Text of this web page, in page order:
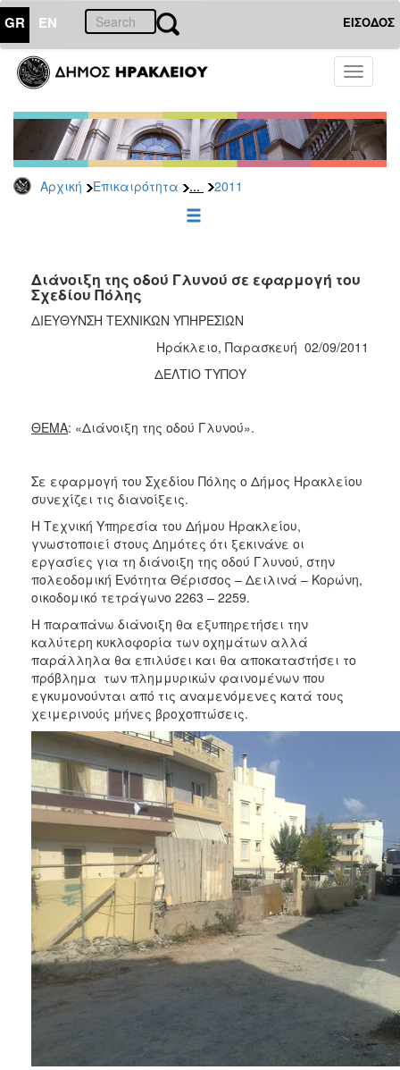
GR EN ΕΙΣΟΔΟΣ
Toggle
Αρχική Επικαιρότητα ... 2011
ΕΠΙΚΑΙΡΟΤΗΤΑ
Τύπου
Αρχείο
2026
2025
2022
2021
2020
2016
2013
2012
2011
2010
2006
ΔΗΜΟΤΗΣ
ΕΠΙΣΚΕΠΤΗΣ
ΗΡΑΚΛΕΙΟ
Διάνοιξη της οδού Γλυνού σε εφαρμογή του
Σχεδίου Πόλης
ΔΙΕΥΘΥΝΣΗ ΤΕΧΝΙΚΩΝ ΥΠΗΡΕΣΙΩΝ
Ηράκλειο, Παρασκευή 02/09/2011
ΔΕΛΤΙΟ ΤΥΠΟΥ
ΘΕΜΑ: «Διάνοιξη της οδού Γλυνού».
Σε εφαρμογή του Σχεδίου Πόλης ο Δήμος Ηρακλείου
συνεχίζει τις διανοίξεις.
Η Τεχνική Υπηρεσία του Δήμου Ηρακλείου,
γνωστοποιεί στους Δημότες ότι ξεκινάνε οι
εργασίες για τη διάνοιξη της οδού Γλυνού, στην
πολεοδομική Ενότητα Θέρισσος – Δειλινά – Κορώνη,
οικοδομικό τετράγωνο 2263 – 2259.
Η παραπάνω διάνοιξη θα εξυπηρετήσει την
καλύτερη κυκλοφορία των οχημάτων αλλά
παράλληλα θα επιλύσει και θα αποκαταστήσει το
πρόβλημα των πλημμυρικών φαινομένων που
εγκυμονούνται από τις αναμενόμενες κατά τους
χειμερινούς μήνες βροχοπτώσεις.